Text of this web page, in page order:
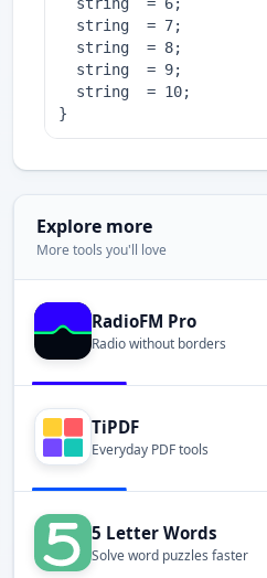
Explore more
More tools you'll love
RadioFM Pro
Radio without borders
TiPDF
Everyday PDF tools
5 Letter Words
Solve word puzzles faster